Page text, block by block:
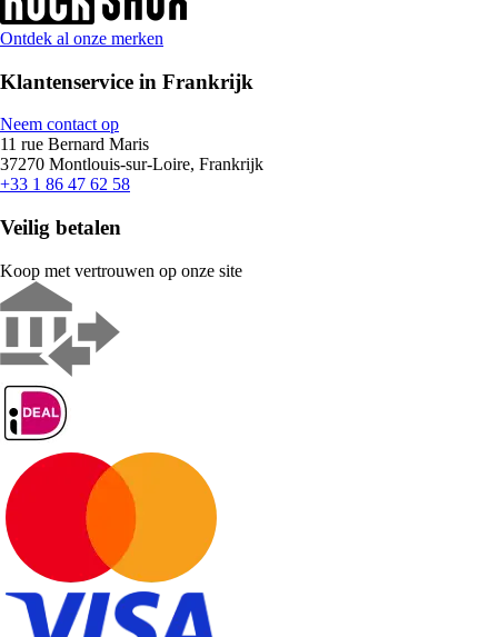
Ontdek al onze merken
Klantenservice in Frankrijk
Neem contact op
11 rue Bernard Maris
37270 Montlouis-sur-Loire, Frankrijk
+33 1 86 47 62 58
Veilig betalen
Koop met vertrouwen op onze site